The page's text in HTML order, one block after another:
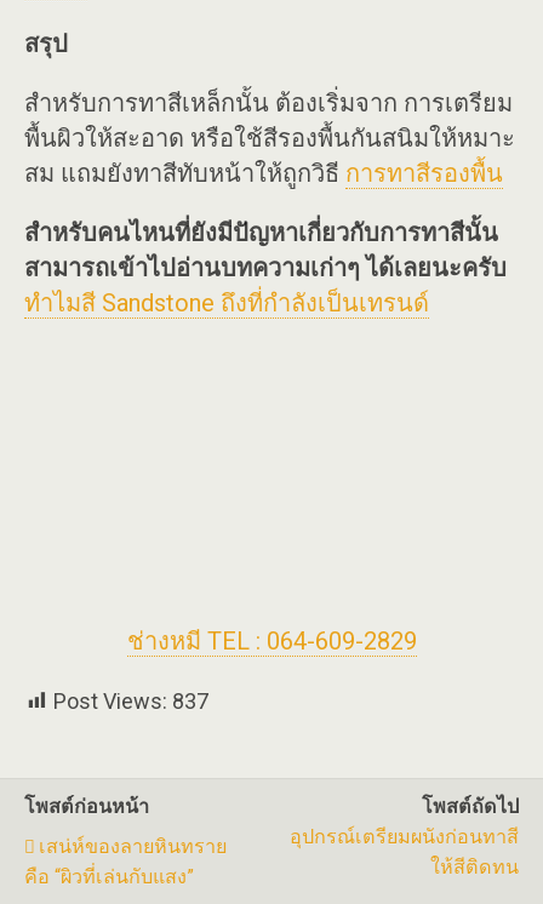
สรุป
สำหรับการทาสีเหล็กนั้น ต้องเริ่มจาก การเตรียม
พื้นผิวให้สะอาด หรือใช้สีรองพื้นกันสนิมให้หมาะ
สม แถมยังทาสีทับหน้าให้ถูกวิธี การทาสีรองพื้น
สำหรับคนไหนที่ยังมีปัญหาเกี่ยวกับการทาสีนั้น
สามารถเข้าไปอ่านบทความเก่าๆ ได้เลยนะครับ
ทำไมสี Sandstone ถึงที่กำลังเป็นเทรนด์
ช่างหมี TEL : 064-609-2829
Post Views: 837
โพสต์ก่อนหน้า
เสน่ห์ของลายหินทราย
คือ “ผิวที่เล่นกับแสง”
โพสต์ถัดไป
อุปกรณ์เตรียมผนังก่อนทาสี
ให้สีติดทน